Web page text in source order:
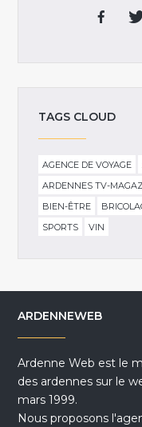
TAGS CLOUD
AGENCE DE VOYAGE
ARDENNES TV-
BIEN-ÊTRE
SPORTS
VIN
ARDENNEWEB
Ardenne Web est le
des ardennes sur le
mars 1999.
Nous proposons